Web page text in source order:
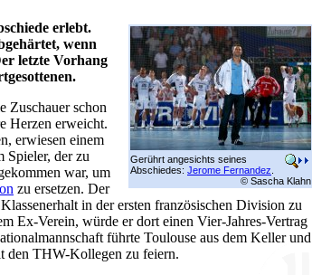
Gerührt angesichts seines
Abschiedes: Jerome Fernandez
© Sascha Klahn
erlebt.
wenn
letzte Vorhang
Zuschauer schon
Herzen erweicht.
erwiesen einem
Spieler, der zu
war, um
zu ersetzen. Der
in der ersten französischen Division zu
Ex-Verein, würde er dort einen Vier-Jahres-Vertrag
führte Toulouse aus dem Keller und
den THW-Kollegen zu feiern.